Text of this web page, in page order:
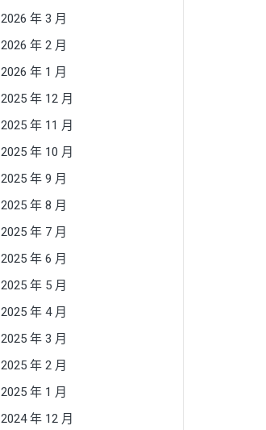
2026 年 3 月
2026 年 2 月
2026 年 1 月
2025 年 12 月
2025 年 11 月
2025 年 10 月
2025 年 9 月
2025 年 8 月
2025 年 7 月
2025 年 6 月
2025 年 5 月
2025 年 4 月
2025 年 3 月
2025 年 2 月
2025 年 1 月
2024 年 12 月